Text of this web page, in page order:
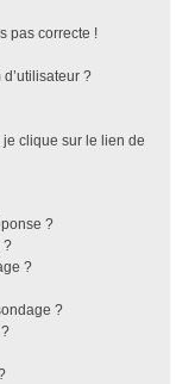
pas correcte !
?
clique sur le lien de
?
?
?
?